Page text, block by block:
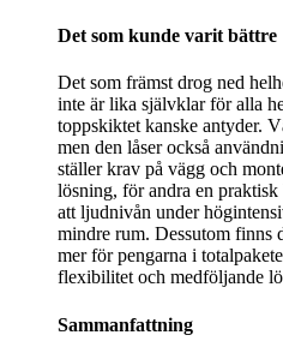
Det som kunde varit bättre
Det som främst drog ned
inte är lika självklar för alla
toppskiktet kanske antyder.
men den låser också
ställer krav på vägg och
lösning, för andra en
att ljudnivån under
mindre rum. Dessutom finns
mer för pengarna i
flexibilitet och medföljande
Sammanfattning